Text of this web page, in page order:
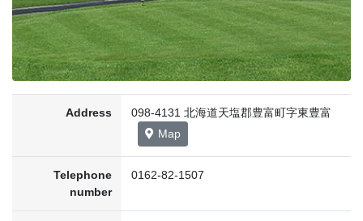
Address
098-4131 北海道天塩郡豊富町字東豊富
Map
Telephone
number
0162-82-1507